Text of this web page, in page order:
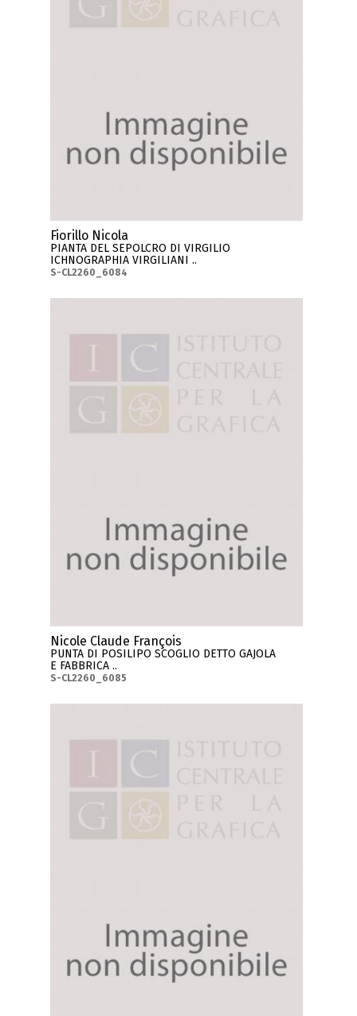
Fiorillo Nicola
PIANTA DEL SEPOLCRO DI VIRGILIO
ICHNOGRAPHIA VIRGILIANI ..
S-CL2260_6084
Nicole Claude François
PUNTA DI POSILIPO SCOGLIO DETTO GAJOLA
E FABBRICA ..
S-CL2260_6085